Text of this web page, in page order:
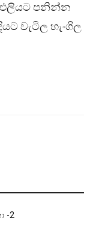
එලියට පනින්න
වැටිල හැංගිල
-2